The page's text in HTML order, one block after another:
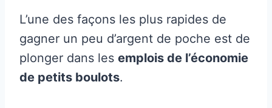
L’une des façons les plus rapides de
gagner un peu d’argent de poche est de
plonger dans les emplois de l’économie
de petits boulots.